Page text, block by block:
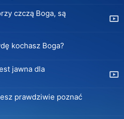
czczą Boga, są
kochasz Boga?
jawna dla
prawdziwie poznać